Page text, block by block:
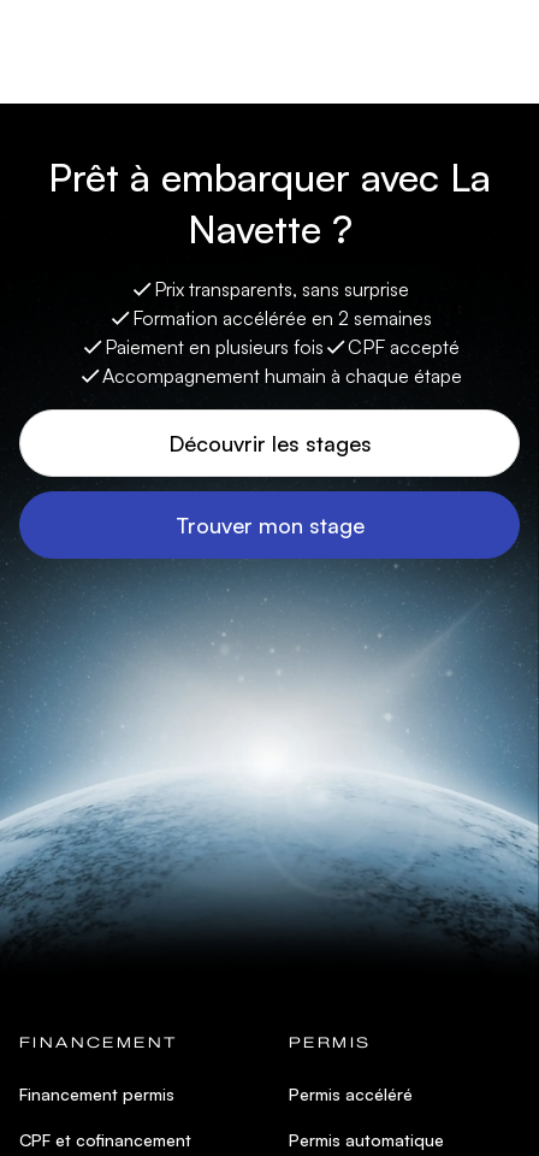
Prêt à embarquer avec La
Navette ?
Prix transparents, sans surprise
Formation accélérée en 2 semaines
Paiement en plusieurs fois
CPF accepté
Accompagnement humain à chaque étape
Découvrir les stages
Trouver mon stage
FINANCEMENT
Financement permis
CPF et cofinancement
PERMIS
Permis accéléré
Permis automatique